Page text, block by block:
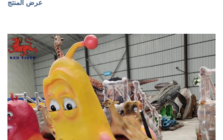
عرض المنتج